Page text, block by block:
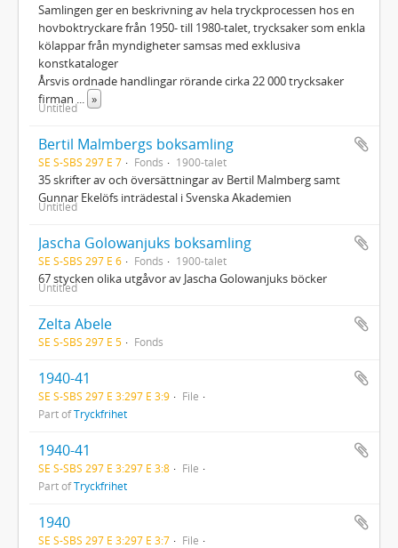
Samlingen ger en beskrivning av hela tryckprocessen hos en
hovboktryckare från 1950- till 1980-talet, trycksaker som enkla
kölappar från myndigheter samsas med exklusiva
konstkataloger
Årsvis ordnade handlingar rörande cirka 22 000 trycksaker
firman
»
Untitled
Bertil Malmbergs boksamling
SE S-SBS 297 E 7 Fonds 1900-talet
35 skrifter av och översättningar av Bertil Malmberg samt
Gunnar Ekelöfs inträdestal i Svenska Akademien
Untitled
Jascha Golowanjuks boksamling
SE S-SBS 297 E 6 Fonds 1900-talet
67 stycken olika utgåvor av Jascha Golowanjuks böcker
Untitled
Zelta Abele
SE S-SBS 297 E 5 Fonds
1940-41
SE S-SBS 297 E 3:297 E 3:9
File
Part ofTryckfrihet
1940-41
SE S-SBS 297 E 3:297 E 3:8
File
Part ofTryckfrihet
1940
SE S-SBS 297 E 3:297 E 3:7
File